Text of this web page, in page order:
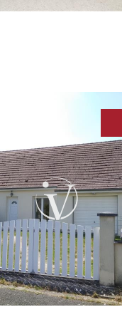
Voir le bien